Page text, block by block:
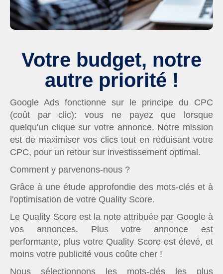
Votre budget, notre
autre priorité !
Google Ads fonctionne sur le principe du CPC
(coût par clic): vous ne payez que lorsque
quelqu'un clique sur votre annonce. Notre mission
est de maximiser vos clics tout en réduisant votre
CPC, pour un retour sur investissement optimal.
Comment y parvenons-nous ?
Grâce à une étude approfondie des mots-clés et à
l'optimisation de votre Quality Score.
Le Quality Score est la note attribuée par Google à
vos annonces. Plus votre annonce est
performante, plus votre Quality Score est élevé, et
moins votre publicité vous coûte cher !
Nous sélectionnons les mots-clés les plus